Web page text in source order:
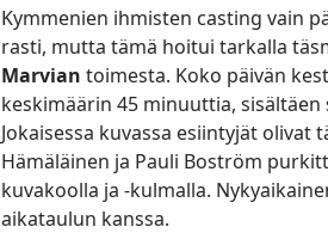
Kymmenien ihmisten casting vain
rasti, mutta tämä hoitui tarkalla
Marvian toimesta. Koko päivän
keskimäärin 45 minuuttia,
Jokaisessa kuvassa esiintyjät olivat
Hämäläinen ja Pauli Boström
kuvakoolla ja -kulmalla.
aikataulun kanssa.